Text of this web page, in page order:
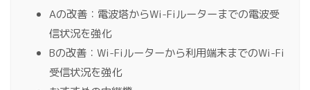
Aの改善：電波塔からWi-Fiルーターまでの電波受
信状況を強化
Bの改善：Wi-Fiルーターから利用端末までのWi-Fi
受信状況を強化